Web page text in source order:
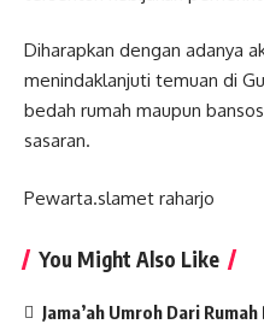
Diharapkan dengan adanya
menindaklanjuti temuan di
bedah rumah maupun
sasaran.
Pewarta.slamet raharjo
You Might Also Like
Jama’ah Umroh Dari